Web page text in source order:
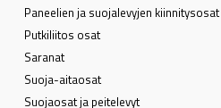
Paneelien ja suojalevyjen kiinnitysosat
Putkiliitos osat
Saranat
Suoja-aitaosat
Suojaosat ja peitelevyt